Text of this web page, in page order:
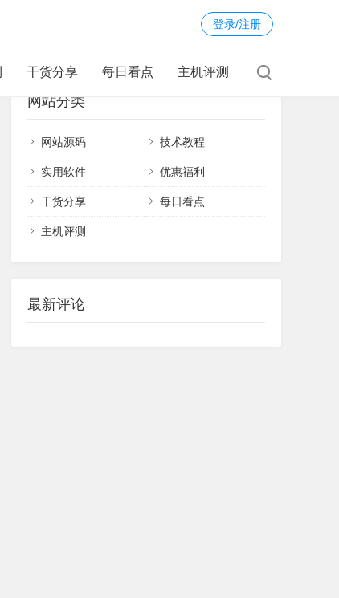
登录/注册
干货分享 每日看点 主机评测
网站分类
网站源码 技术教程
实用软件 优惠福利
干货分享 每日看点
主机评测
最新评论